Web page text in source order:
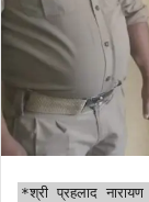
*श्री प्रहलाद